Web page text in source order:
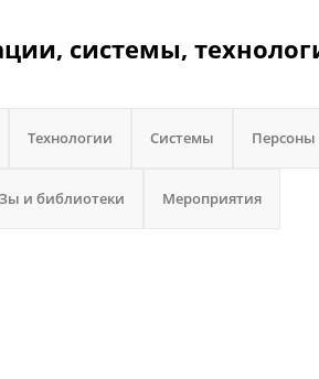
системы,
Технологии Системы Персоны
и библиотеки Мероприятия